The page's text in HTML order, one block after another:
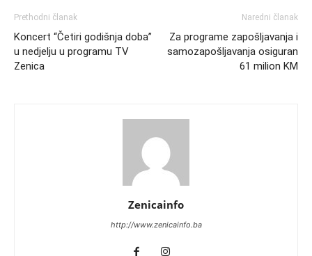
Prethodni članak
Koncert “Četiri godišnja doba”
u nedjelju u programu TV
Zenica
Naredni članak
Za programe zapošljavanja i
samozapošljavanja osiguran
61 milion KM
Zenicainfo
http://www.zenicainfo.ba